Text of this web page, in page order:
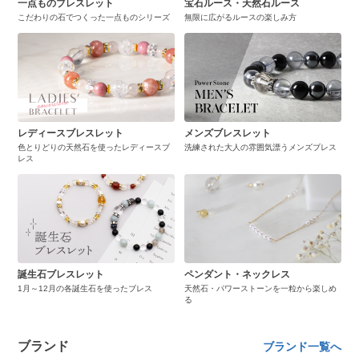
一点ものブレスレット
こだわりの石でつくった一点ものシリーズ
宝石ルース・天然石ルース
無限に広がるルースの楽しみ方
レディースブレスレット
色とりどりの天然石を使ったレディースブ
レス
メンズブレスレット
洗練された大人の雰囲気漂うメンズブレス
誕生石ブレスレット
1月～12月の各誕生石を使ったブレス
ペンダント・ネックレス
天然石・パワーストーンを一粒から楽しめ
る
ブランド ブランド一覧へ